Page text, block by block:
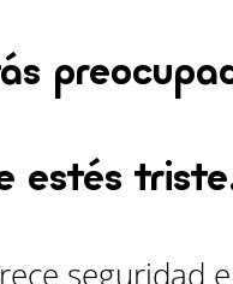
estés
seguridad